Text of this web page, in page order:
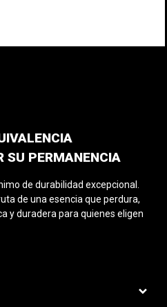
SU PERMANENCIA
de durabilidad excepcional.
de una esencia que perdura,
y duradera para quienes eligen